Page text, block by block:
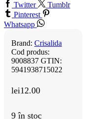
Twitter
Tumblr
Pinterest
Whatsapp
Brand: Crisalida
Cod produs:
9008837 GTIN:
5941938715022
lei12.00
9 în stoc